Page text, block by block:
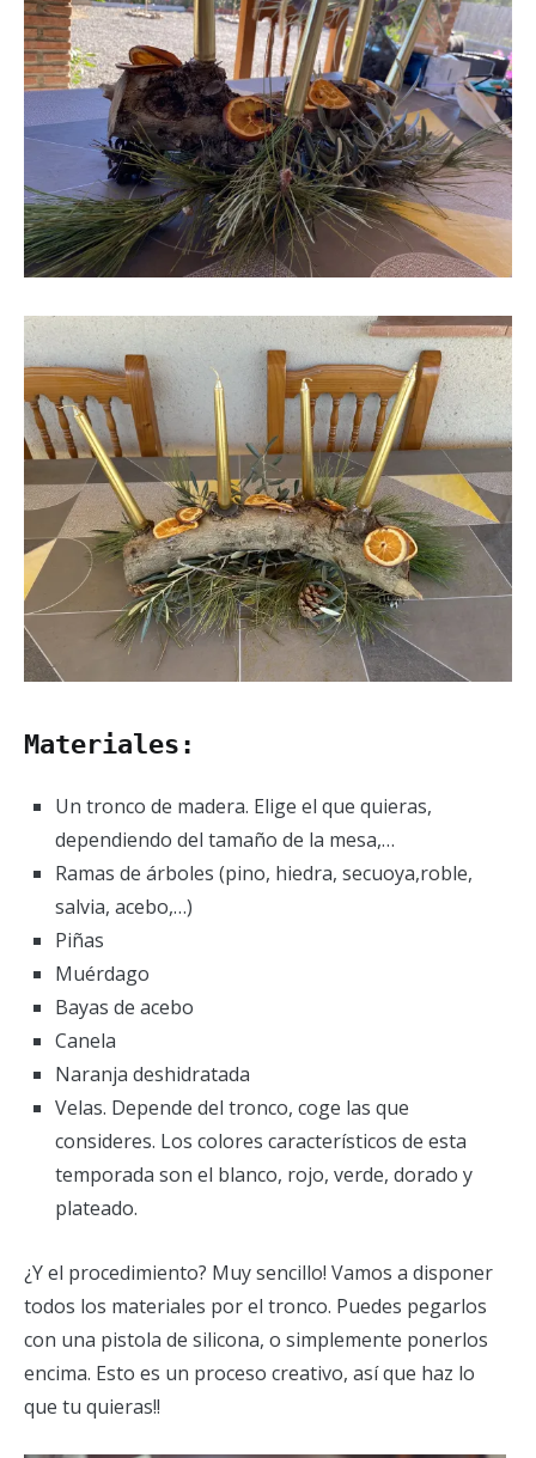
Materiales:
Un tronco de madera. Elige el que quieras,
dependiendo del tamaño de la mesa,…
Ramas de árboles (pino, hiedra, secuoya,roble,
salvia, acebo,…)
Piñas
Muérdago
Bayas de acebo
Canela
Naranja deshidratada
Velas. Depende del tronco, coge las que
consideres. Los colores característicos de esta
temporada son el blanco, rojo, verde, dorado y
plateado.
¿Y el procedimiento? Muy sencillo! Vamos a disponer
todos los materiales por el tronco. Puedes pegarlos
con una pistola de silicona, o simplemente ponerlos
encima. Esto es un proceso creativo, así que haz lo
que tu quieras!!